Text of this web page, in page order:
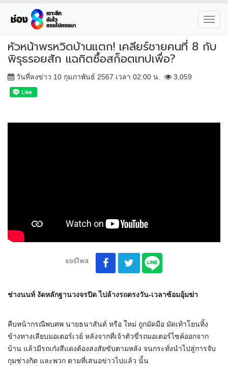
หัวหน้าพรหวิดบ้านแตก! เคลียร์ชายคนที่ 8 กับ
พิรุธรอยสัก แฉกิตซื้อสก็อตเทปเพื่อ?
วันที่ลงข่าว 10 กุมภาพันธ์ 2567 เวลา 02:00 น. 3,059
แชร์โพส
ช่างนนท์ งัดหลักฐานวงจรปิด ไปล้างรถตรงวัน-เวลาซ้อมอุ้มฆ่า
คืบหน้ากรณีพบศพ นายธนาสันต์ หรือ ใหม่ ถูกมัดมือ มัดเท้าโยนทิ้ง
ข้างทางเลียบมอเตอร์เวย์ หลังจากที่เจ้าตัวขี่รถมอเตอร์ไซค์ออกจาก
บ้าน แล้วมีรถเก๋งสีแดงต้องสงสัยขับตามหลัง จนกระทั่งนำไปสู่การจับ
กุมช่างกิต และพวก ตามที่เสนอข่าวไปแล้ว นั้น